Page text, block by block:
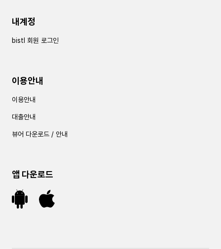
내계정
bistl 회원 로그인
이용안내
이용안내
대출안내
뷰어 다운로드 / 안내
앱 다운로드